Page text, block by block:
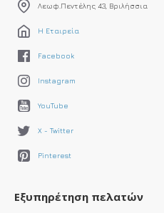
Λεωφ.Πεντέλης 43, Βριλήσσια
Η Εταιρεία
Facebook
Instagram
YouTube
X - Twitter
Pinterest
Εξυπηρέτηση πελατών